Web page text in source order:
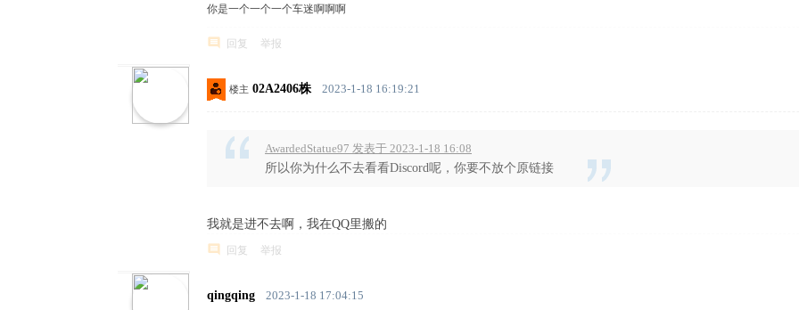
你是一个一个一个车迷啊啊啊
回复 举报
楼主 02A2406株 2023-1-18 16:19:21
AwardedStatue97 发表于 2023-1-18 16:08
所以你为什么不去看看Discord呢，你要不放个原链接
我就是进不去啊，我在QQ里搬的
回复 举报
qingqing 2023-1-18 17:04:15